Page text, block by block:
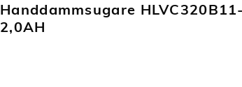
Handdammsugare
2,0AH